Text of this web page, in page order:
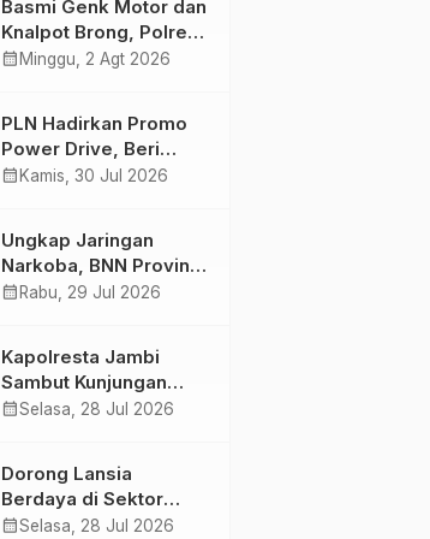
Semakin Skena
Basmi Genk Motor dan
Knalpot Brong, Polres
Tanjab Barat Amankan
calendar_month Minggu, 2 Agt 2026
PLN Hadirkan Promo
Power Drive, Beri
Diskon Tambah Daya
calendar_month Kamis, 30 Jul 2026
Ungkap Jaringan
Narkoba, BNN Provinsi
Jambi dan Bea Cukai
Butir Ekstasi dan 146
Gram Sabu
calendar_month Rabu, 29 Jul 2026
Kapolresta Jambi
Sambut Kunjungan
Ketua dan Pengurus
Kolaborasi
calendar_monthSelasa, 28 Jul 2026
Dorong Lansia
Berdaya di Sektor
Hijau, Pertamina EP
calendar_monthSelasa, 28 Jul 2026